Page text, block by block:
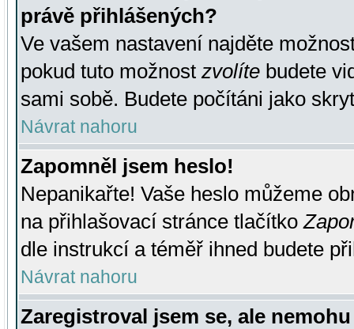
právě přihlášených?
Ve vašem nastavení najděte
pokud tuto možnost zvolíte budete
sami sobě. Budete počítáni jako
Návrat nahoru
Zapomněl jsem heslo!
Nepanikařte! Vaše heslo můžeme
na přihlašovací stránce tlačítko
dle instrukcí a téměř ihned budete
Návrat nahoru
Zaregistroval jsem se, ale